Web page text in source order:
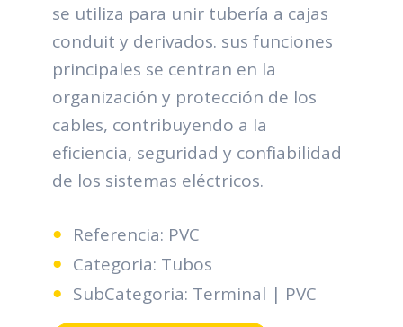
se utiliza para unir tubería a cajas
conduit y derivados. sus funciones
principales se centran en la
organización y protección de los
cables, contribuyendo a la
eficiencia, seguridad y confiabilidad
de los sistemas eléctricos.
Referencia: PVC
Categoria: Tubos
SubCategoria: Terminal | PVC